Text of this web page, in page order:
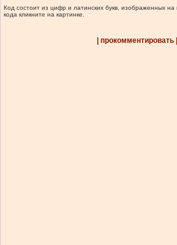
Код состоит из цифр и латинских букв, изображенных на
кода кликните на картинке.
| прокомментировать |